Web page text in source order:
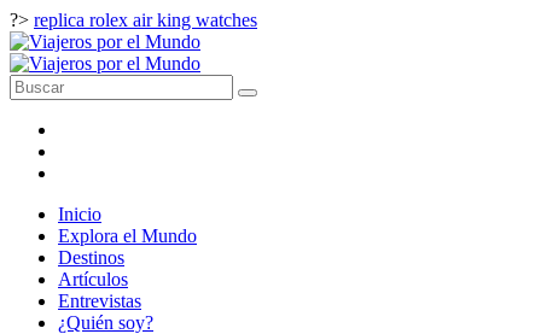
?> replica rolex air king watches
Inicio
Explora el Mundo
Destinos
Artículos
Entrevistas
¿Quién soy?